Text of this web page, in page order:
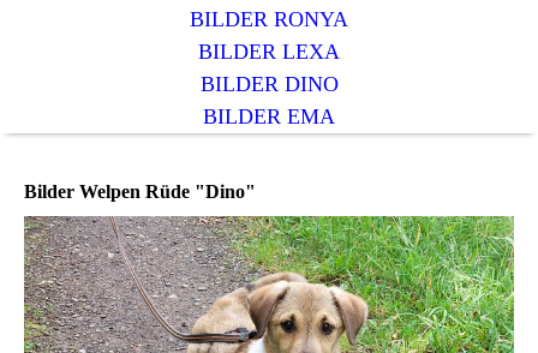
BILDER RONYA
BILDER LEXA
BILDER DINO
BILDER EMA
Bilder Welpen Rüde "Dino"